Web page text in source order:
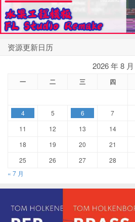
资源更新日历
2026 年 8 月
一 二 三 四
4
5 6 7
11
12 13 14
18
19 20 21
25
26 27 28
« 7 月